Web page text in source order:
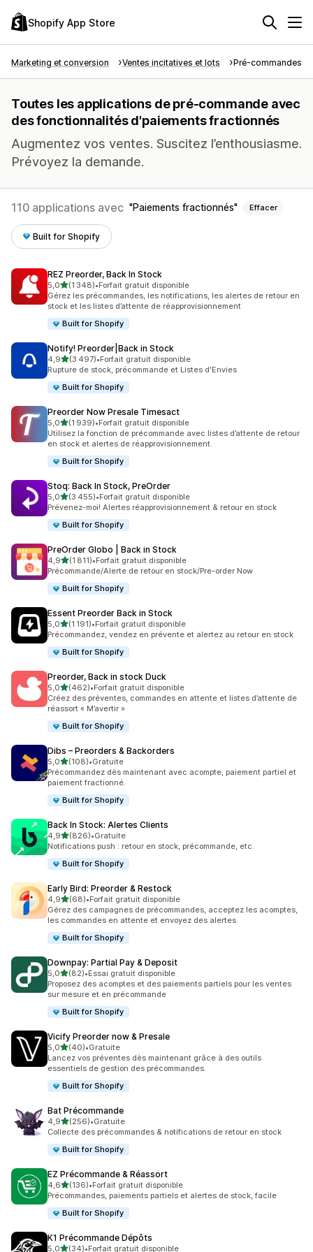
Shopify App Store
Marketing et conversion Ventes incitatives et lots Pré-commandes
Toutes les applications de pré-commande avec
des fonctionnalités d'paiements fractionnés
Augmentez vos ventes. Suscitez l’enthousiasme.
Prévoyez la demande.
110 applications avec Paiements fractionnés Effacer
Built for Shopify
REZ Preorder, Back In Stock
5,0étoile(s) sur 5
(1 348)
1348 avis au total
•Forfait gratuit disponible
Gérez les précommandes, les notifications, les alertes de retour en
stock et les listes d’attente de réapprovisionnement
Built for Shopify
Notify! Preorder|Back in Stock
4,9étoile(s) sur 5
(3 497)
3497 avis au total
•Forfait gratuit disponible
Rupture de stock, précommande et Listes d'Envies
Built for Shopify
Preorder Now Presale Timesact
5,0étoile(s) sur 5
(1 939)
1939 avis au total
•Forfait gratuit disponible
Utilisez la fonction de précommande avec listes d’attente de retour
en stock et alertes de réapprovisionnement.
Built for Shopify
Stoq: Back In Stock, PreOrder
5,0étoile(s) sur 5
(3 455)
3455 avis au total
•Forfait gratuit disponible
Prévenez-moi! Alertes réapprovisionnement & retour en stock
Built for Shopify
PreOrder Globo | Back in Stock
4,9étoile(s) sur 5
(1 811)
1811 avis au total
•Forfait gratuit disponible
Précommande/Alerte de retour en stock/Pre-order Now
Built for Shopify
Essent Preorder Back in Stock
5,0étoile(s) sur 5
(1 191)
1191 avis au total
•Forfait gratuit disponible
Précommandez, vendez en prévente et alertez au retour en stock
Built for Shopify
Preorder, Back in stock Duck
5,0étoile(s) sur 5
(462)
462 avis au total
•Forfait gratuit disponible
Créez des préventes, commandes en attente et listes d’attente de
réassort « M’avertir »
Built for Shopify
Dibs – Preorders & Backorders
5,0étoile(s) sur 5
(108)
108 avis au total
•Gratuite
Précommandez dès maintenant avec acompte, paiement partiel et
paiement fractionné.
Built for Shopify
Back In Stock: Alertes Clients
4,9étoile(s) sur 5
(826)
826 avis au total
•Gratuite
Notifications push : retour en stock, précommande, etc.
Built for Shopify
Early Bird: Preorder & Restock
4,9étoile(s) sur 5
(68)
68 avis au total
•Forfait gratuit disponible
Gérez des campagnes de précommandes, acceptez les acomptes,
les commandes en attente et envoyez des alertes
Built for Shopify
Downpay: Partial Pay & Deposit
5,0étoile(s) sur 5
(82)
82 avis au total
•Essai gratuit disponible
Proposez des acomptes et des paiements partiels pour les ventes
sur mesure et en précommande
Built for Shopify
Vicify Preorder now & Presale
5,0étoile(s) sur 5
(40)
40 avis au total
•Gratuite
Lancez vos préventes dès maintenant grâce à des outils
essentiels de gestion des précommandes.
Built for Shopify
Bat Précommande
4,9étoile(s) sur 5
(256)
256 avis au total
•Gratuite
Collecte des précommandes & notifications de retour en stock
Built for Shopify
EZ Précommande & Réassort
4,6étoile(s) sur 5
(136)
136 avis au total
•Forfait gratuit disponible
Précommandes, paiements partiels et alertes de stock, facile
Built for Shopify
K1 Précommande Dépôts
5,0étoile(s) sur 5
(34)•Forfait gratuit disponible